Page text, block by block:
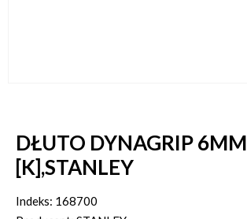
DŁUTO DYNAGRIP 6MM
[K],STANLEY
Indeks: 168700